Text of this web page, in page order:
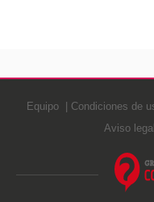
Equipo Condiciones de
Aviso legal